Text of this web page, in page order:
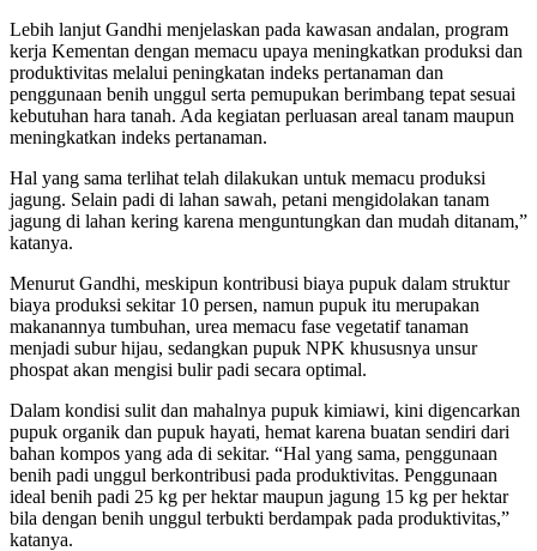
Lebih lanjut Gandhi menjelaskan pada kawasan andalan, program
kerja Kementan dengan memacu upaya meningkatkan produksi dan
produktivitas melalui peningkatan indeks pertanaman dan
penggunaan benih unggul serta pemupukan berimbang tepat sesuai
kebutuhan hara tanah. Ada kegiatan perluasan areal tanam maupun
meningkatkan indeks pertanaman.
Hal yang sama terlihat telah dilakukan untuk memacu produksi
jagung. Selain padi di lahan sawah, petani mengidolakan tanam
jagung di lahan kering karena menguntungkan dan mudah ditanam,”
katanya.
Menurut Gandhi, meskipun kontribusi biaya pupuk dalam struktur
biaya produksi sekitar 10 persen, namun pupuk itu merupakan
makanannya tumbuhan, urea memacu fase vegetatif tanaman
menjadi subur hijau, sedangkan pupuk NPK khususnya unsur
phospat akan mengisi bulir padi secara optimal.
Dalam kondisi sulit dan mahalnya pupuk kimiawi, kini digencarkan
pupuk organik dan pupuk hayati, hemat karena buatan sendiri dari
bahan kompos yang ada di sekitar. “Hal yang sama, penggunaan
benih padi unggul berkontribusi pada produktivitas. Penggunaan
ideal benih padi 25 kg per hektar maupun jagung 15 kg per hektar
bila dengan benih unggul terbukti berdampak pada produktivitas,”
katanya.